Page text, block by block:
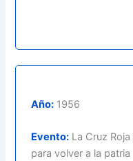
Año: 1956
Evento: La Cruz
para volver a la patria